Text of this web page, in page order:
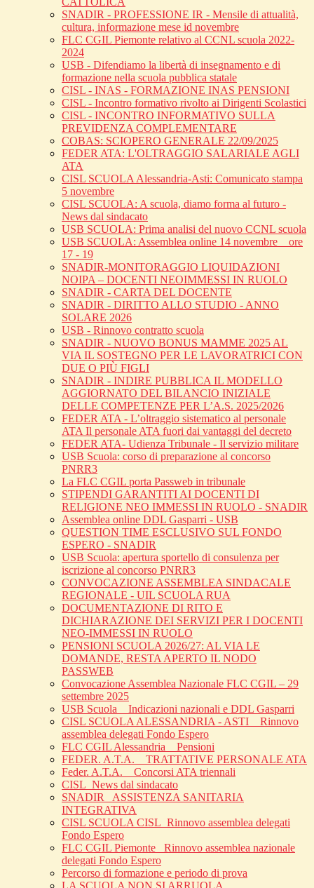
SNADIR - PROFESSIONE IR - Mensile di attualità,
cultura, informazione mese id novembre
FLC CGIL Piemonte relativo al CCNL scuola 2022-
2024
USB - Difendiamo la libertà di insegnamento e di
formazione nella scuola pubblica statale
CISL - INAS - FORMAZIONE INAS PENSIONI
CISL - Incontro formativo rivolto ai Dirigenti Scolastici
CISL - INCONTRO INFORMATIVO SULLA
PREVIDENZA COMPLEMENTARE
COBAS: SCIOPERO GENERALE 22/09/2025
FEDER ATA: L'OLTRAGGIO SALARIALE AGLI
ATA
CISL SCUOLA Alessandria-Asti: Comunicato stampa
5 novembre
CISL SCUOLA: A scuola, diamo forma al futuro -
News dal sindacato
USB SCUOLA: Prima analisi del nuovo CCNL scuola
USB SCUOLA: Assemblea online 14 novembre _ ore
17 - 19
SNADIR-MONITORAGGIO LIQUIDAZIONI
NOIPA – DOCENTI NEOIMMESSI IN RUOLO
SNADIR - CARTA DEL DOCENTE
SNADIR - DIRITTO ALLO STUDIO - ANNO
SOLARE 2026
USB - Rinnovo contratto scuola
SNADIR - NUOVO BONUS MAMME 2025 AL
VIA IL SOSTEGNO PER LE LAVORATRICI CON
DUE O PIÙ FIGLI
SNADIR - INDIRE PUBBLICA IL MODELLO
AGGIORNATO DEL BILANCIO INIZIALE
DELLE COMPETENZE PER L’A.S. 2025/2026
FEDER ATA - L’oltraggio sistematico al personale
ATA Il personale ATA fuori dai vantaggi del decreto
FEDER ATA- Udienza Tribunale - Il servizio militare
USB Scuola: corso di preparazione al concorso
PNRR3
La FLC CGIL porta Passweb in tribunale
STIPENDI GARANTITI AI DOCENTI DI
RELIGIONE NEO IMMESSI IN RUOLO - SNADIR
Assemblea online DDL Gasparri - USB
QUESTION TIME ESCLUSIVO SUL FONDO
ESPERO - SNADIR
USB Scuola: apertura sportello di consulenza per
iscrizione al concorso PNRR3
CONVOCAZIONE ASSEMBLEA SINDACALE
REGIONALE - UIL SCUOLA RUA
DOCUMENTAZIONE DI RITO E
DICHIARAZIONE DEI SERVIZI PER I DOCENTI
NEO-IMMESSI IN RUOLO
PENSIONI SCUOLA 2026/27: AL VIA LE
DOMANDE, RESTA APERTO IL NODO
PASSWEB
Convocazione Assemblea Nazionale FLC CGIL – 29
settembre 2025
USB Scuola _ Indicazioni nazionali e DDL Gasparri
CISL SCUOLA ALESSANDRIA - ASTI _ Rinnovo
assemblea delegati Fondo Espero
FLC CGIL Alessandria _ Pensioni
FEDER. A.T.A. _ TRATTATIVE PERSONALE ATA
Feder. A.T.A. _ Concorsi ATA triennali
CISL_News dal sindacato
SNADIR_ ASSISTENZA SANITARIA
INTEGRATIVA
CISL SCUOLA CISL_Rinnovo assemblea delegati
Fondo Espero
FLC CGIL Piemonte _Rinnovo assemblea nazionale
delegati Fondo Espero
Percorso di formazione e periodo di prova